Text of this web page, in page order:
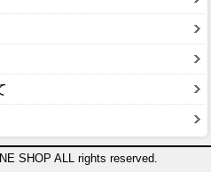
SHOP ALL rights reserved.